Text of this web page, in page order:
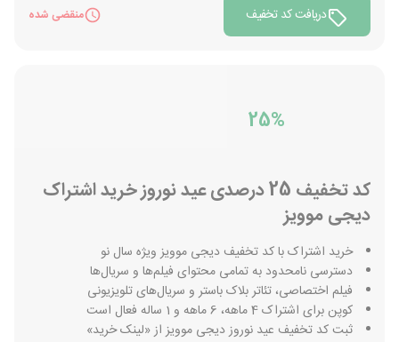
دریافت کد تخفیف منقضی شده
25%
کد تخفیف 25 درصدی عید نوروز خرید اشتراک
دیجی موویز
خرید اشتراک با کد تخفیف دیجی موویز ویژه سال نو
دسترسی نامحدود به تمامی محتوای فیلم‌ها و سریال‌ها
فیلم اختصاصی، تئاتر بلاک باستر و سریال‌های تلویزیونی
کوپن برای اشتراک 4 ماهه، 6 ماهه و 1 ساله فعال است
ثبت کد تخفیف عید نوروز دیجی موویز از «لینک خرید»